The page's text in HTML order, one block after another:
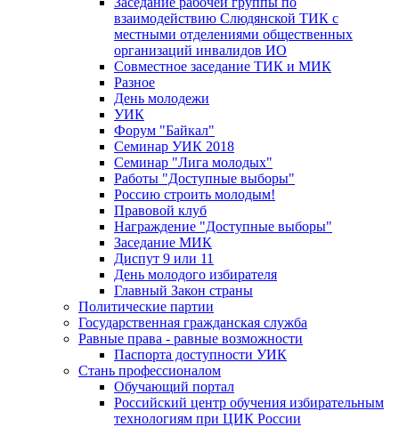
взаимодействию Слюдянской ТИК с
местными отделениями общественных
организаций инвалидов ИО
Совместное заседание ТИК и МИК
Разное
День молодежи
УИК
Форум "Байкал"
Семинар УИК 2018
Семинар "Лига молодых"
Работы "Доступные выборы"
Россию строить молодым!
Правовой клуб
Награждение "Доступные выборы"
Заседание МИК
Диспут 9 или 11
День молодого избирателя
Главный Закон страны
Политические партии
Государственная гражданская служба
Равные права - равные возможности
Паспорта доступности УИК
Стань профессионалом
Обучающий портал
Российский центр обучения избирательным
технологиям при ЦИК России